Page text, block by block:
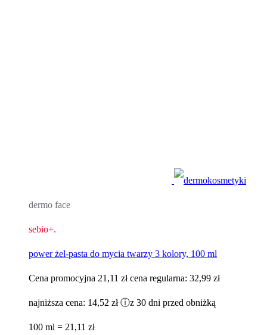
dermo face
sebio+.
power żel-pasta do mycia twarzy 3 kolory, 100 ml​
Cena promocyjna 21,11 zł cena regularna: 32,99 zł
najniższa cena: 14,52 zł ⓘz 30 dni przed obniżką
100 ml = 21,11 zł